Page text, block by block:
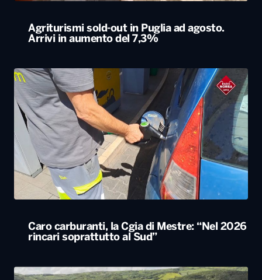
Agriturismi sold-out in Puglia ad agosto.
Arrivi in aumento del 7,3%
Caro carburanti, la Cgia di Mestre: “Nel 2026
rincari soprattutto al Sud”